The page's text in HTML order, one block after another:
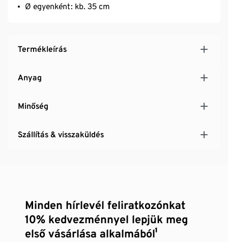
Ø egyenként: kb. 35 cm
Termékleírás
Anyag
Minőség
Szállítás & visszaküldés
Minden hírlevél feliratkozónkat
10% kedvezménnyel lepjük meg
első vásárlása alkalmából¹